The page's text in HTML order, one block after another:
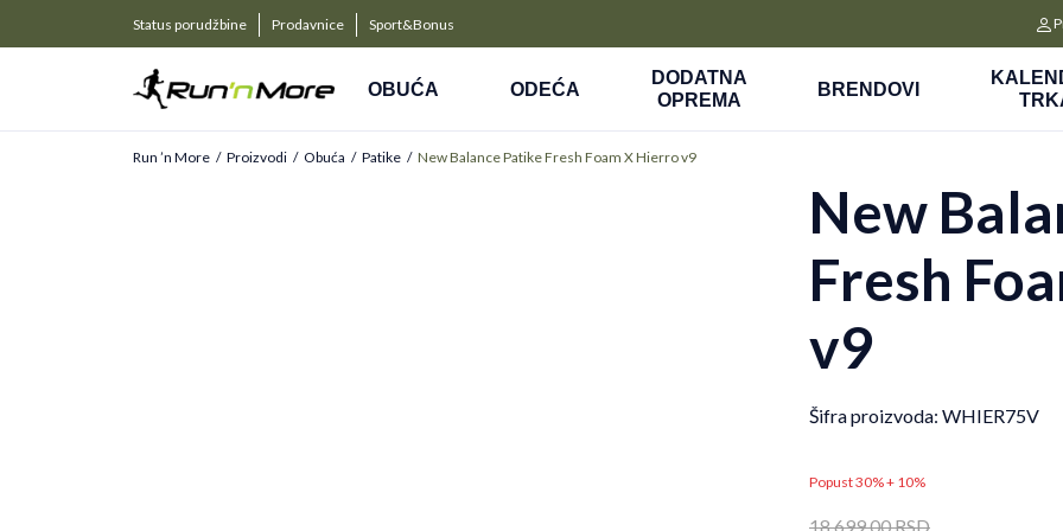
Status porudžbine Prodavnice Sport&Bonus
PLAĆANJE NA RATE
Kreditnim karticama BANCA INTESA platite na 9 rata
OBUĆA ODEĆA
DODATNA
OPREMA
BRENDOVI
Run ’n More Proizvodi Obuća Patike New Balance Patike Fresh Foam X Hierro v9
New
Fresh
v9
Šifra proizvoda: WHIER75V
Popust 30% + 10%
18.699,00RSD